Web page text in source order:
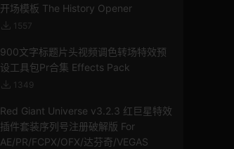
开场模板 The History Opener
1557
900文字标题片头视频调色转场特效预
设工具包Pr合集 Effects Pack
1349
Red Giant Universe v3.2.3 红巨星特效
插件套装序列号注册破解版 For
AE/PR/FCPX/OFX/达芬奇/VEGAS